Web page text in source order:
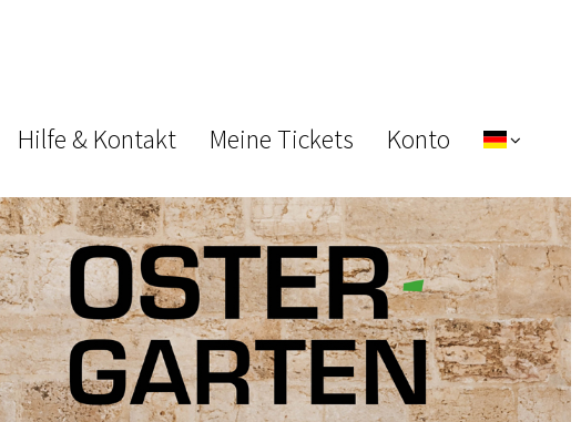
Hilfe & Kontakt Meine Tickets Konto